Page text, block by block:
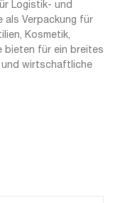
Logistik- und
als Verpackung für
Kosmetik,
bieten für ein breites
und wirtschaftliche